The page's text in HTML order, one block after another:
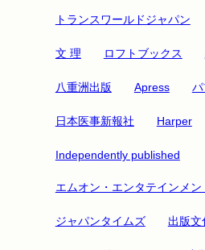
トランスワールドジャパン
文 理 ロフトブックス
八重洲出版 Apress
日本医事新報社 Harper
Independently published
エムオン・エンタテインメン
ジャパンタイムズ 出版文